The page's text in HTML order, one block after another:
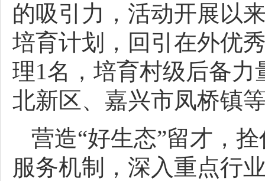
的吸引力，活动开展以
培育计划，回引在外优
理1名，培育村级后备
北新区、嘉兴市凤桥镇
营造“好生态”留才，
服务机制，深入重点行